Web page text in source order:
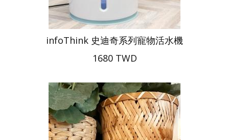
infoThink 史迪奇系列寵物活水機
1680 TWD